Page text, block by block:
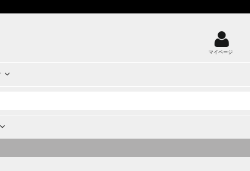
マイページ